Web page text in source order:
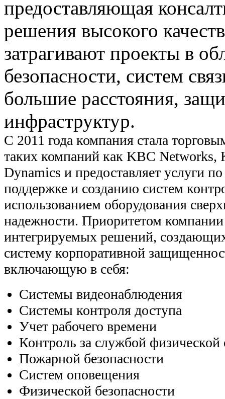
предоставляющая
решения высокого
затрагивают проекты в
безопасности, систем
большие расстояния,
инфраструктур.
С 2011 года компания стала
таких компаний как KBC Networks,
Dynamics и предоставляет услуги
поддержке и созданию систем
использованием оборудования
надежности. Приоритетом компании
интегрируемых решений,
систему корпоративной
включающую в себя:
Системы видеонаблюдения
Системы контроля доступа
Учет рабочего времени
Контроль за службой физической
Пожарной безопасности
Систем оповещения
Физической безопасности